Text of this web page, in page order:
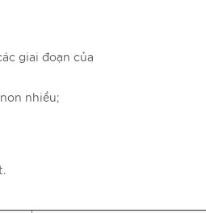
giai đoạn của
nhiều;